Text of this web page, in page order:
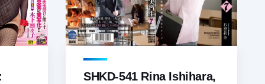
SHKD-541 Rina Ishihara,